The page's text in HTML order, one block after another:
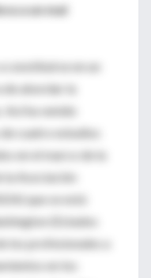
a un mal
constituirse en un
abordar la
Así ha venido
cuatro estudios
en el marco de la
la Asociación
que se está
(Estados
los profesionales a
en los